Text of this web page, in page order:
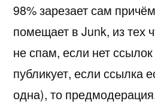
98% зарезает сам
помещает в Junk, из тех
не спам, если нет
публикует, если ссылка
одна), то